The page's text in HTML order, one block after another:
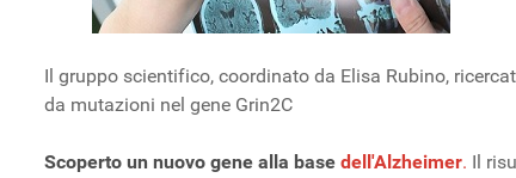
Il gruppo scientifico, coordinato da Elisa Rubino,
da mutazioni nel gene Grin2C
Scoperto un nuovo gene alla base dell'Alzheimer. Il